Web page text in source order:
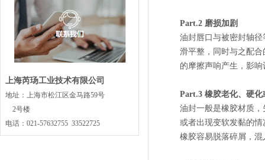
上海芮玚工业技术有限公司
地址：上海市松江区金马路59号
2号楼
电话：021-57632755 33522725
Part.2 磨损加剧
油封唇口与被密封轴
滑平整，同时与之配
的摩擦声响产生，影
Part.3 橡胶老化、硬化
油封一般是橡胶材质
或者出现变软发黏的
橡胶容易脱落碎屑，